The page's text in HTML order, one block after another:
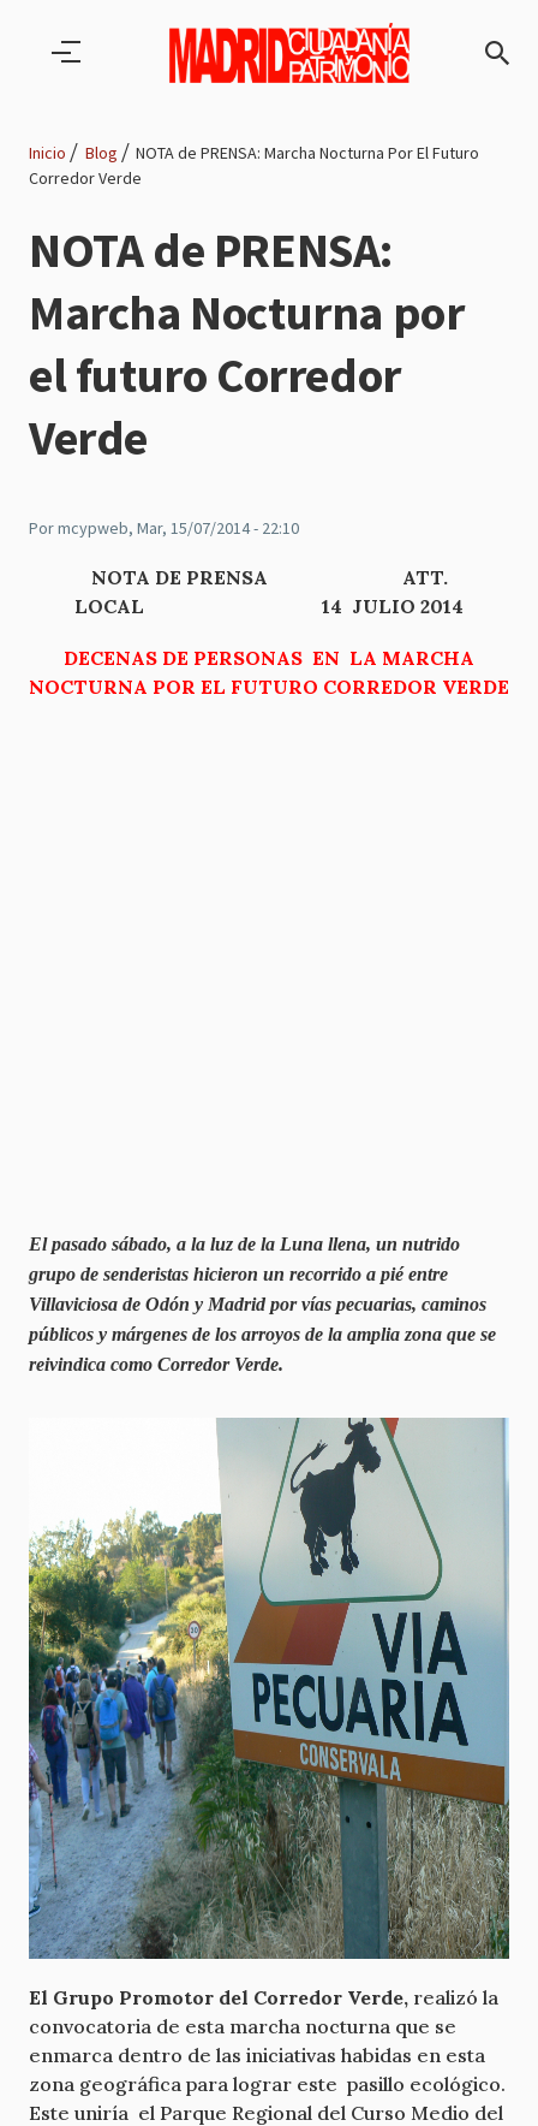
de
navegación
Inicio Blog
NOTA de PRENSA: Marcha Nocturna Por El Futuro
Corredor Verde
NOTA de PRENSA:
Marcha Nocturna por
el futuro Corredor
Verde
Pormcypweb, Mar, 15/07/2014 - 22:10
NOTA DE PRENSA ATT.
LOCAL 14 JULIO 2014
DECENAS DE PERSONAS EN LA MARCHA
NOCTURNA POR EL FUTURO CORREDOR VERDE
El pasado sábado, a la luz de la Luna llena, un nutrido
grupo de senderistas hicieron un recorrido a pié entre
Villaviciosa de Odón y Madrid por vías pecuarias, caminos
públicos y márgenes de los arroyos de la amplia zona que se
reivindica como Corredor Verde.
El Grupo Promotor del Corredor Verde, realizó la
convocatoria de esta marcha nocturna que se
enmarca dentro de las iniciativas habidas en esta
zona geográfica para lograr este pasillo ecológico.
Este uniría el Parque Regional del Curso Medio del